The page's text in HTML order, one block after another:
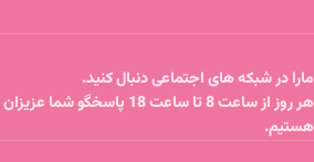
مارا در شبکه های اجتماعی دنبال کنید.
هر روز از ساعت 8 تا ساعت 18 پاسخگو شما عزیزان
هستیم.